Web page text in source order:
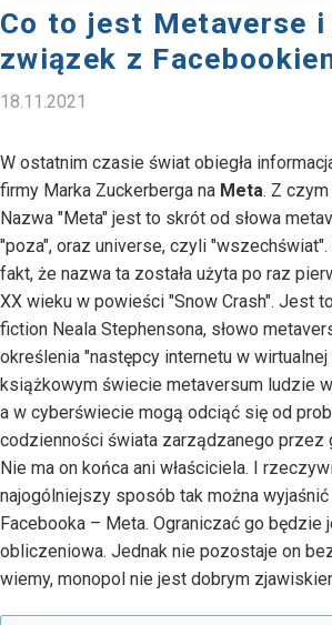
Co to jest Metaverse i
związek z
18.11.2021
W ostatnim czasie świat obiegła
firmy Marka Zuckerberga na Meta. Z
Nazwa "Meta" jest to skrót od słowa
"poza", oraz universe, czyli
fakt, że nazwa ta została użyta po raz
XX wieku w powieści "Snow Crash". Jest
fiction Neala Stephensona, słowo
określenia "następcy internetu w
książkowym świecie metaversum ludzie
a w cyberświecie mogą odciąć się od
codzienności świata zarządzanego przez
Nie ma on końca ani właściciela. I
najogólniejszy sposób tak można
Facebooka – Meta. Ograniczać go będzie
obliczeniowa. Jednak nie pozostaje on
wiemy, monopol nie jest dobrym